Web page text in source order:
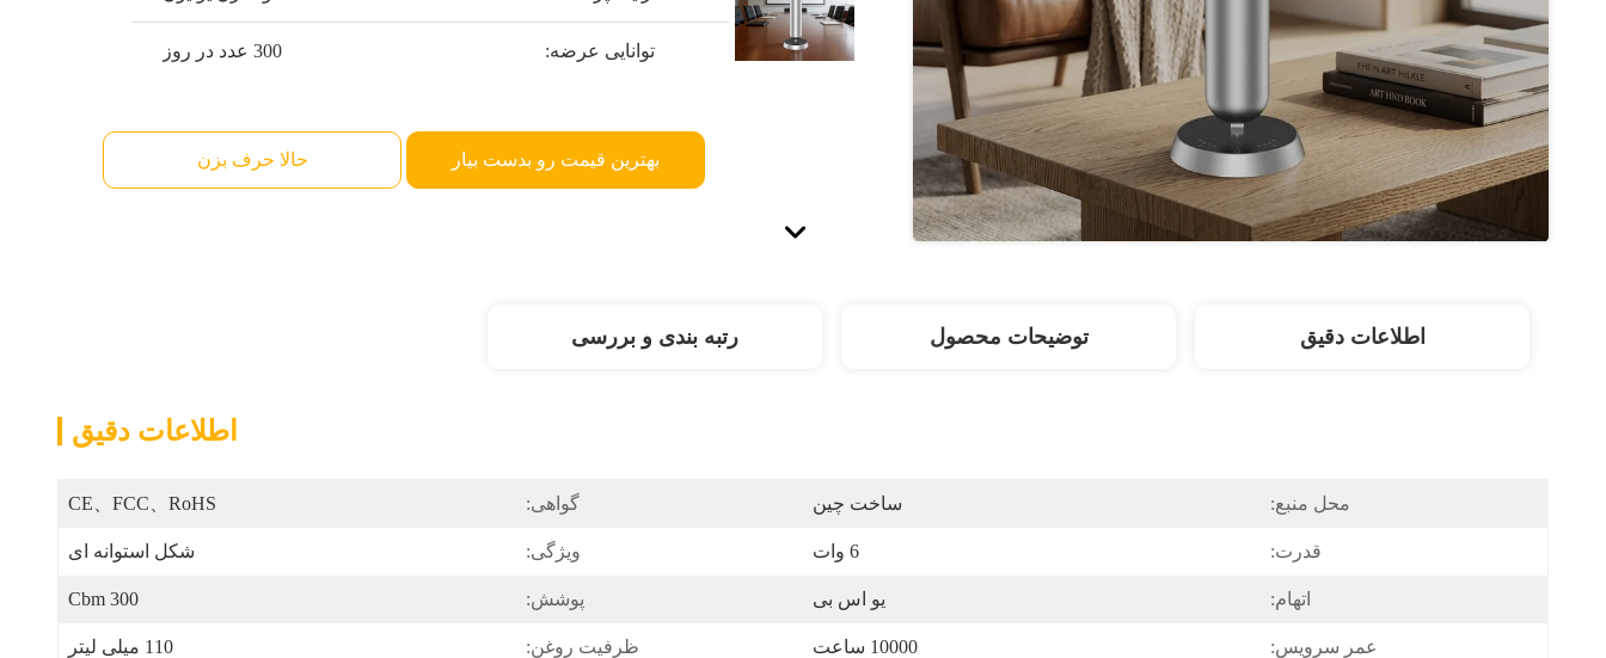
توانایی عرضه: 300 عدد در روز
بهترین قیمت رو بدست بیار حالا حرف بزن
اطلاعات دقیق توضیحات محصول رتبه بندی و بررسی
اطلاعات دقیق
محل منبع: ساخت چین گواهی: CE、FCC、RoHS
قدرت: 6 وات ویژگی: شکل استوانه ای
اتهام: یو اس بی پوشش: 300 Cbm
عمر سرویس: 10000 ساعت ظرفیت روغن: 110 میلی لیتر